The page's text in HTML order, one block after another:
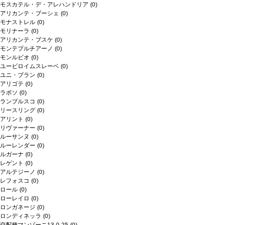
モスカテル・デ・アレハンドリア (0)
アリカンテ・ブーシェ (0)
モナストレル (0)
モリナーラ (0)
アリカンテ・ブスケ (0)
モンテプルチアーノ (0)
モンルビオ (0)
ユービロイムスレーベ (0)
ユニ・ブラン (0)
アリゴテ (0)
ラボソ (0)
ランブルスコ (0)
リースリング (0)
アリント (0)
リヴァーナー (0)
ルーサンヌ (0)
ルーレンダー (0)
ルガーナ (0)
レゲント (0)
アルテジーノ (0)
レフォスコ (0)
ロール (0)
ローレイロ (0)
ロンガネージ (0)
ロンディネッラ (0)